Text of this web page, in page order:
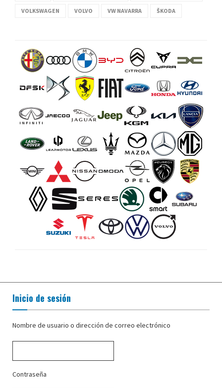
VOLKSWAGEN VOLVO VW NAVARRA ŠKODA
Inicio de sesión
Nombre de usuario o dirección de correo electrónico
Contraseña